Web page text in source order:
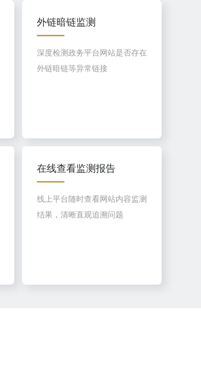
外链暗链监测
深度检测政务平台网站是否存在
外链暗链等异常链接
在线查看监测报告
线上平台随时查看网站内容监测
结果，清晰直观追溯问题